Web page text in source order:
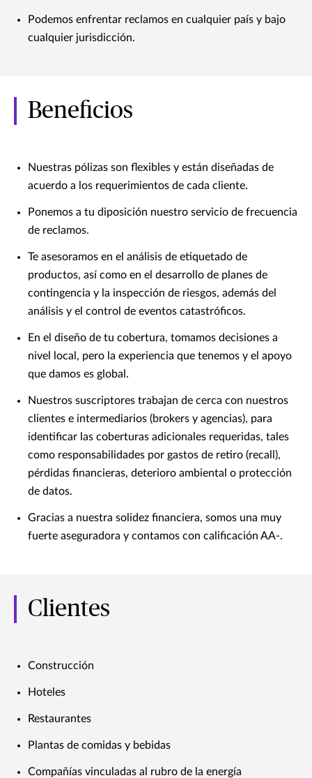
Podemos enfrentar reclamos en cualquier país y bajo
cualquier jurisdicción.
Beneficios
Nuestras pólizas son flexibles y están diseñadas de
acuerdo a los requerimientos de cada cliente.
Ponemos a tu diposición nuestro servicio de frecuencia
de reclamos.
Te asesoramos en el análisis de etiquetado de
productos, así como en el desarrollo de planes de
contingencia y la inspección de riesgos, además del
análisis y el control de eventos catastróficos.
En el diseño de tu cobertura, tomamos decisiones a
nivel local, pero la experiencia que tenemos y el apoyo
que damos es global.
Nuestros suscriptores trabajan de cerca con nuestros
clientes e intermediarios (brokers y agencias), para
identificar las coberturas adicionales requeridas, tales
como responsabilidades por gastos de retiro (recall),
pérdidas financieras, deterioro ambiental o protección
de datos.
Gracias a nuestra solidez financiera, somos una muy
fuerte aseguradora y contamos con calificación AA-.
Clientes
Construcción
Hoteles
Restaurantes
Plantas de comidas y bebidas
Compañías vinculadas al rubro de la energía